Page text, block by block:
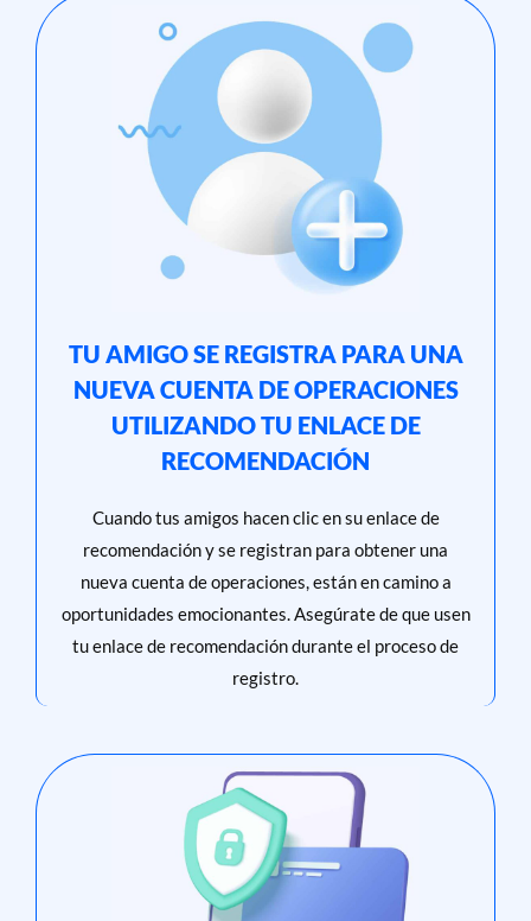
TU AMIGO SE REGISTRA PARA UNA
NUEVA CUENTA DE OPERACIONES
UTILIZANDO TU ENLACE DE
RECOMENDACIÓN
Cuando tus amigos hacen clic en su enlace de
recomendación y se registran para obtener una
nueva cuenta de operaciones, están en camino a
oportunidades emocionantes. Asegúrate de que usen
tu enlace de recomendación durante el proceso de
registro.